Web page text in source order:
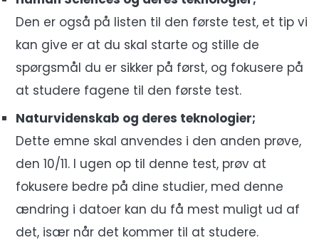
Den er også på listen til den første test, et tip vi
kan give er at du skal starte og stille de
spørgsmål du er sikker på først, og fokusere på
at studere fagene til den første test.
Naturvidenskab og deres teknologier;
Dette emne skal anvendes i den anden prøve,
den 10/11. I ugen op til denne test, prøv at
fokusere bedre på dine studier, med denne
ændring i datoer kan du få mest muligt ud af
det, især når det kommer til at studere.